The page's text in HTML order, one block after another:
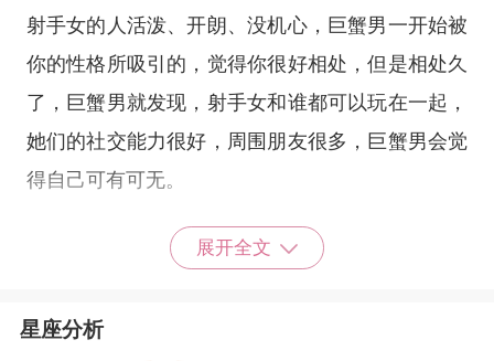
射手女的人活泼、开朗、没机心，巨蟹男一开始被
你的性格所吸引的，觉得你很好相处，但是相处久
了，巨蟹男就发现，射手女和谁都可以玩在一起，
她们的社交能力很好，周围朋友很多，巨蟹男会觉
得自己可有可无。
喜欢自由的射手女根本给不了巨蟹男需要的安全
展开全文
星座分析